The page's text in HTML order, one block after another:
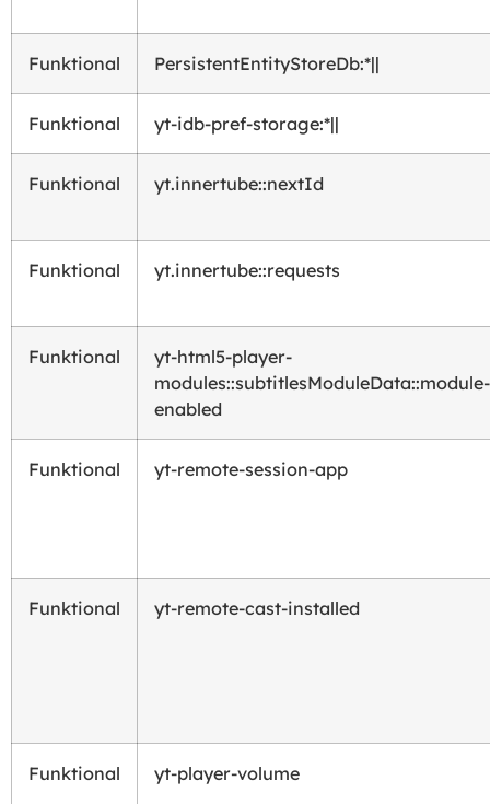
Funktional PersistentEntityStoreDb:*||
Funktional yt-idb-pref-storage:*||
Funktional yt.innertube::nextId
Funktional yt.innertube::requests
Funktional
yt-html5-player-
modules::subtitlesModuleData::module-
enabled
Funktional yt-remote-session-app
Funktional yt-remote-cast-installed
Funktional yt-player-volume